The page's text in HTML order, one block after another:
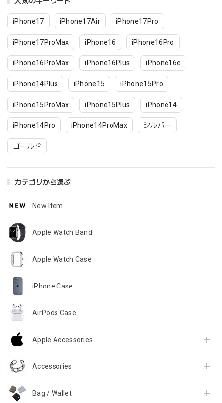
iPhone17 iPhone17Air iPhone17Pro
iPhone17ProMax iPhone16 iPhone16Pro
iPhone16ProMax iPhone16Plus iPhone16e
iPhone14Plus iPhone15 iPhone15Pro
iPhone15ProMax iPhone15Plus iPhone14
iPhone14Pro iPhone14ProMax シルバー
ゴールド
カテゴリから選ぶ
New Item
Apple Watch Band
Apple Watch Case
iPhone Case
AirPods Case
Apple Accessories
Accessories
Bag / Wallet